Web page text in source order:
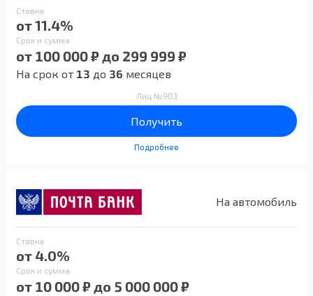
Ставка
от 11.4%
Срок и сумма
от 100 000 ₽ до 299 999 ₽
На срок от 13 до 36 месяцев
Лиц №903
Получить
Подробнее
На автомобиль
Ставка
от 4.0%
Срок и сумма
от 10 000 ₽ до 5 000 000 ₽